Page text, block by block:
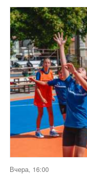
Вчера, 16:00